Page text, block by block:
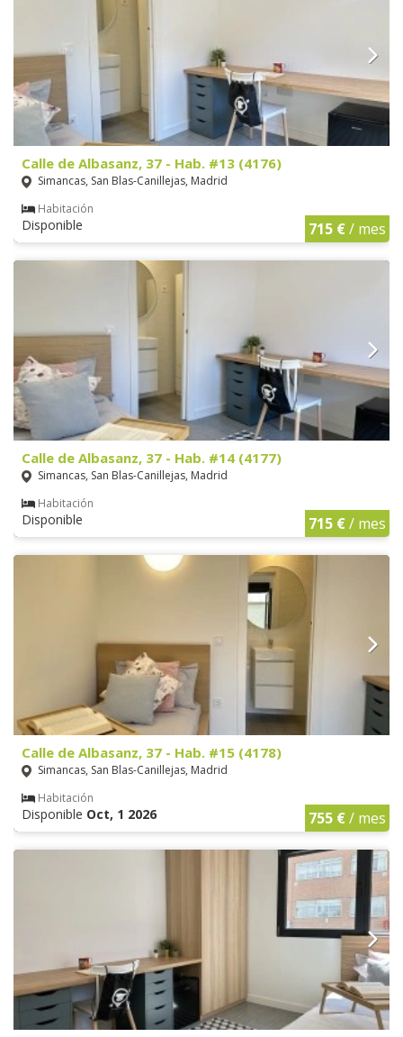
Calle de Albasanz, 37 - Hab. #13 (4176)
Simancas, San Blas-Canillejas, Madrid
Habitación
Disponible 715 €/ mes
Calle de Albasanz, 37 - Hab. #14 (4177)
Simancas, San Blas-Canillejas, Madrid
Habitación
Disponible 715 €/ mes
Calle de Albasanz, 37 - Hab. #15 (4178)
Simancas, San Blas-Canillejas, Madrid
Habitación
Disponible Oct, 1 2026 755 €/ mes